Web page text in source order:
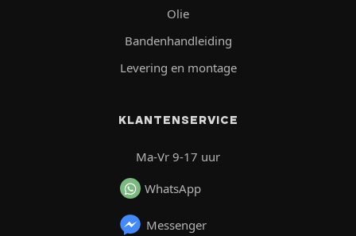
Olie
Bandenhandleiding
Levering en montage
KLANTENSERVICE
Ma-Vr 9-17 uur
WhatsApp
Messenger